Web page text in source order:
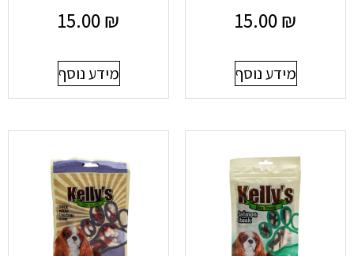
15.00₪
מידע נוסף
15.00₪
מידע נוסף